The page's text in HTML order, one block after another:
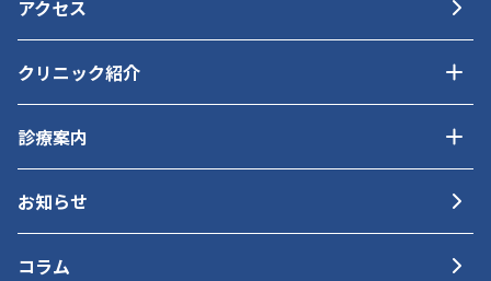
アクセス
クリニック紹介
診療案内
お知らせ
コラム